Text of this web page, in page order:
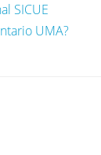
SICUE
UMA?